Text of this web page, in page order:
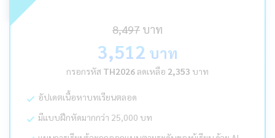
8,497 บาท
3,512 บาท
กรอกรหัส TH2026ลดเหลือ 2,353 บาท
อัปเดตเนื้อหาบทเรียนตลอด
มีแบบฝึกหัดมากกว่า 25,000 บท